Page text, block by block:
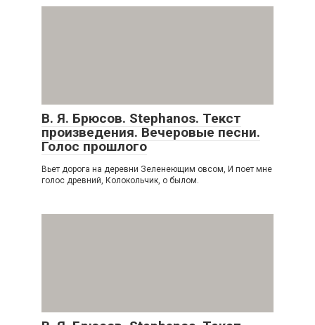
В. Я. Брюсов. Stephanos. Текст
произведения. Вечеровые песни.
Голос прошлого
Вьет дорога на деревни Зеленеющим овсом, И поет мне
голос древний, Колокольчик, о былом.